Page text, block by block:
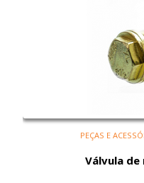
PEÇAS E
Válvula de